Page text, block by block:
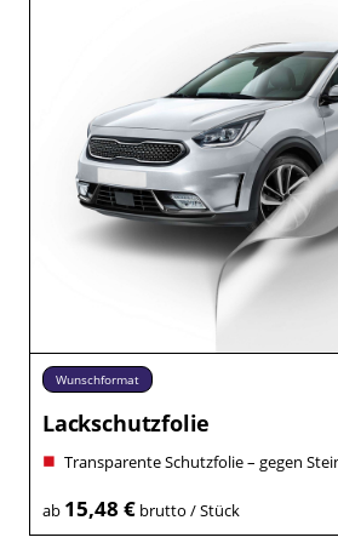
Wunschformat
Lackschutzfolie
Transparente Schutzfolie – gegen
ab 15,48 €brutto / Stück